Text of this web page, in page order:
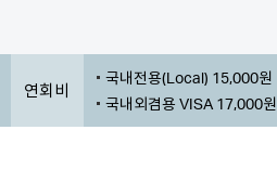
연회비
국내전용(Local) 15,000원
국내외겸용 VISA 17,000원